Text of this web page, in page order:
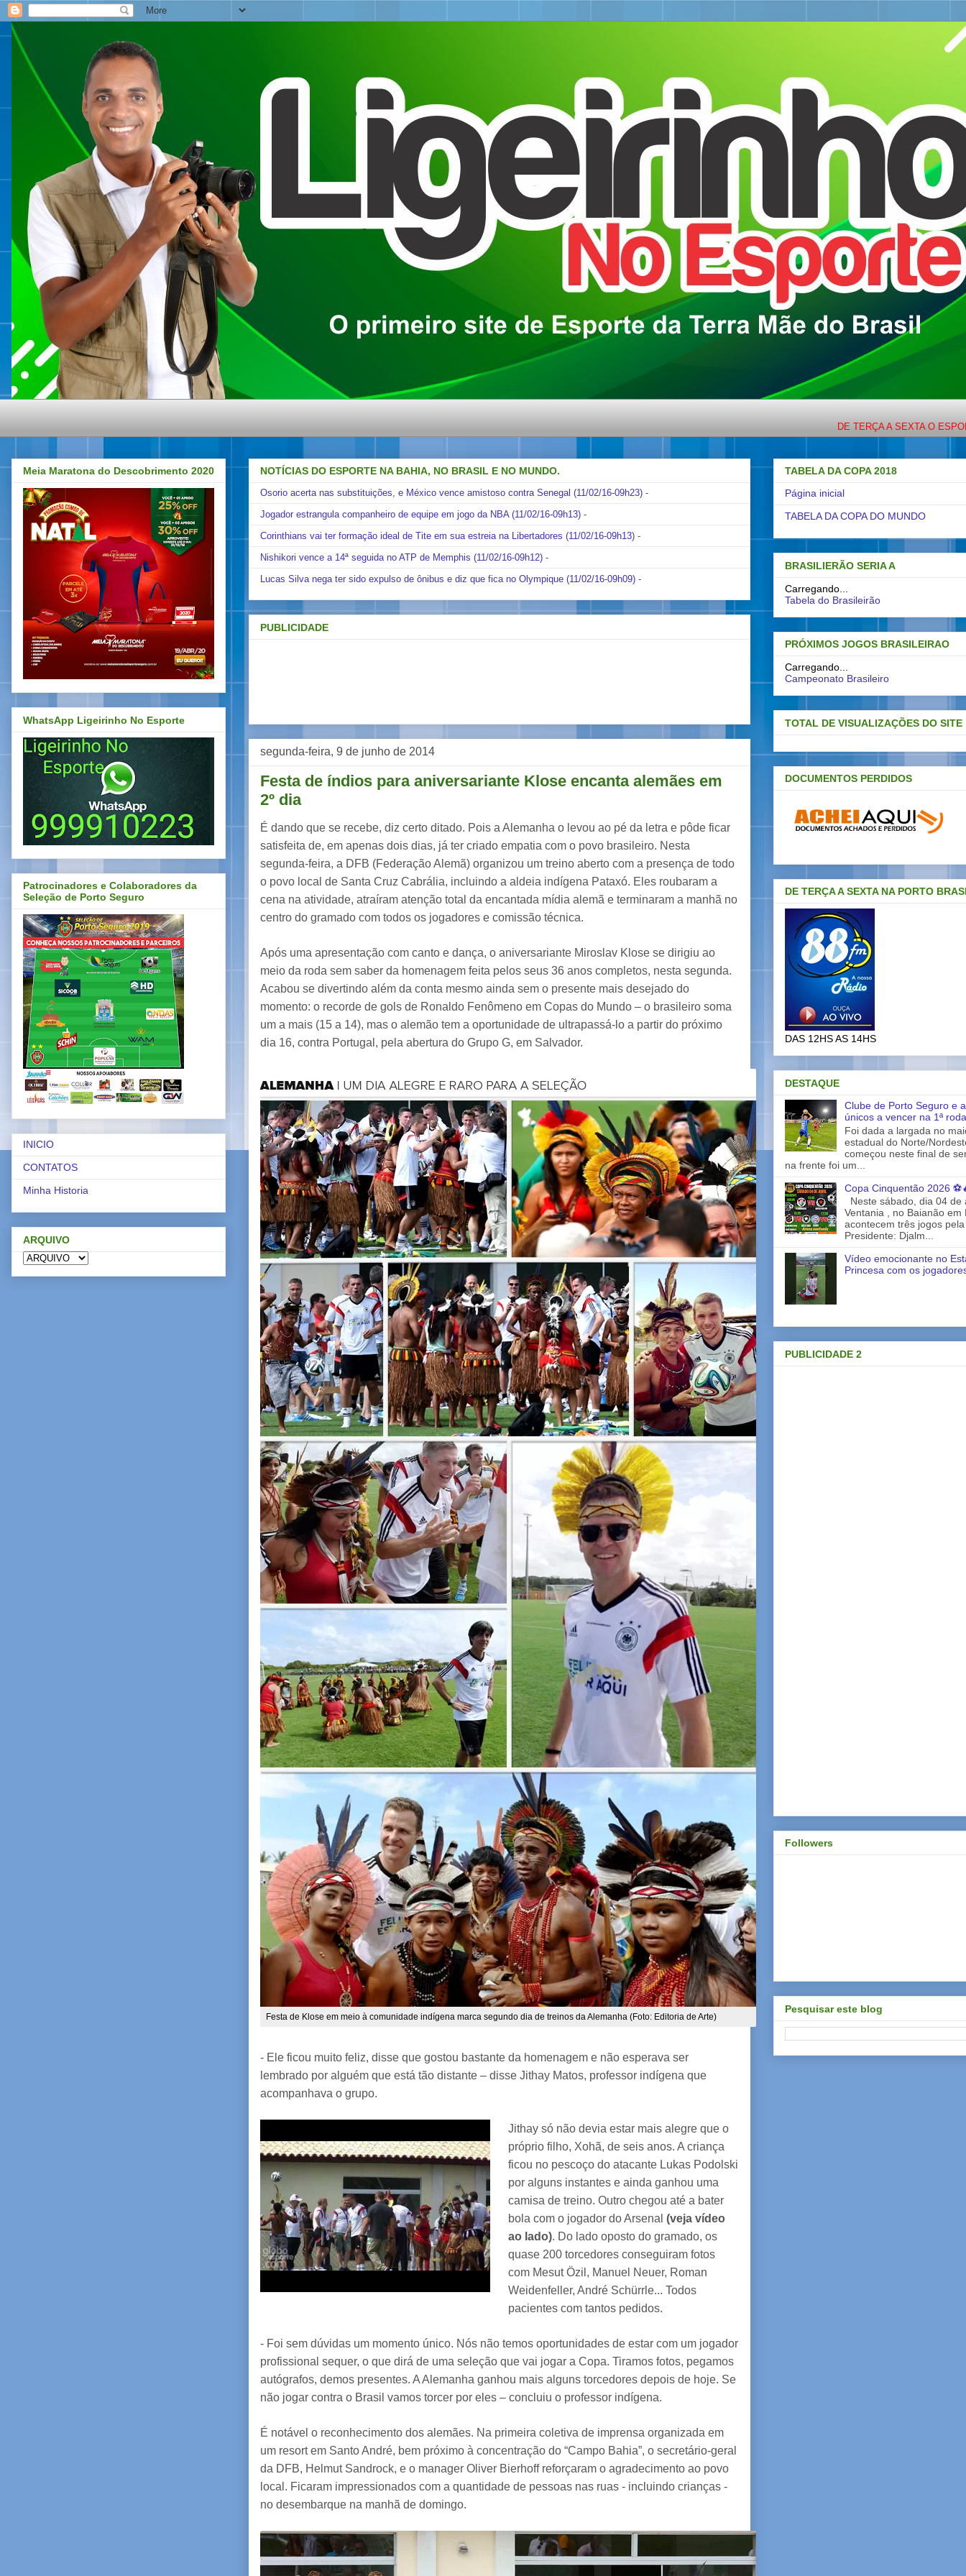
DE TERÇA A SEXTA O ESPORTE COM
NOTÍCIAS DO ESPORTE NA BAHIA, NO BRASIL E NO MUNDO.
Osorio acerta nas substituições, e México vence amistoso contra Senegal (11/02/16-09h23) -
Jogador estrangula companheiro de equipe em jogo da NBA (11/02/16-09h13) -
Corinthians vai ter formação ideal de Tite em sua estreia na Libertadores (11/02/16-09h13) -
Nishikori vence a 14ª seguida no ATP de Memphis (11/02/16-09h12) -
Lucas Silva nega ter sido expulso de ônibus e diz que fica no Olympique (11/02/16-09h09) -
PUBLICIDADE
segunda-feira, 9 de junho de 2014
Festa de índios para aniversariante Klose encanta alemães em
2º dia
É dando que se recebe, diz certo ditado. Pois a Alemanha o levou ao pé da letra e pôde ficar
satisfeita de, em apenas dois dias, já ter criado empatia com o povo brasileiro. Nesta
segunda-feira, a DFB (Federação Alemã) organizou um treino aberto com a presença de todo
o povo local de Santa Cruz Cabrália, incluindo a aldeia indígena Pataxó. Eles roubaram a
cena na atividade, atraíram atenção total da encantada mídia alemã e terminaram a manhã no
centro do gramado com todos os jogadores e comissão técnica.
Após uma apresentação com canto e dança, o aniversariante Miroslav Klose se dirigiu ao
meio da roda sem saber da homenagem feita pelos seus 36 anos completos, nesta segunda.
Acabou se divertindo além da conta mesmo ainda sem o presente mais desejado do
momento: o recorde de gols de Ronaldo Fenômeno em Copas do Mundo – o brasileiro soma
um a mais (15 a 14), mas o alemão tem a oportunidade de ultrapassá-lo a partir do próximo
dia 16, contra Portugal, pela abertura do Grupo G, em Salvador.
Festa de Klose em meio à comunidade indígena marca segundo dia de treinos da Alemanha (Foto: Editoria de Arte)
- Ele ficou muito feliz, disse que gostou bastante da homenagem e não esperava ser
lembrado por alguém que está tão distante – disse Jithay Matos, professor indígena que
acompanhava o grupo.
Jithay só não devia estar mais alegre que o
próprio filho, Xohã, de seis anos. A criança
ficou no pescoço do atacante Lukas Podolski
por alguns instantes e ainda ganhou uma
camisa de treino. Outro chegou até a bater
bola com o jogador do Arsenal (veja vídeo
ao lado). Do lado oposto do gramado, os
quase 200 torcedores conseguiram fotos
com Mesut Özil, Manuel Neuer, Roman
Weidenfeller, André Schürrle... Todos
pacientes com tantos pedidos.
- Foi sem dúvidas um momento único. Nós não temos oportunidades de estar com um jogador
profissional sequer, o que dirá de uma seleção que vai jogar a Copa. Tiramos fotos, pegamos
autógrafos, demos presentes. A Alemanha ganhou mais alguns torcedores depois de hoje. Se
não jogar contra o Brasil vamos torcer por eles – concluiu o professor indígena.
É notável o reconhecimento dos alemães. Na primeira coletiva de imprensa organizada em
um resort em Santo André, bem próximo à concentração do “Campo Bahia”, o secretário-geral
da DFB, Helmut Sandrock, e o manager Oliver Bierhoff reforçaram o agradecimento ao povo
local. Ficaram impressionados com a quantidade de pessoas nas ruas - incluindo crianças -
no desembarque na manhã de domingo.
Meia Maratona do Descobrimento 2020
WhatsApp Ligeirinho No Esporte
Patrocinadores e Colaboradores da
Seleção de Porto Seguro
INICIO
CONTATOS
Minha Historia
ARQUIVO
TABELA DA COPA 2018
Página inicial
TABELA DA COPA DO MUNDO
BRASILIERÃO SERIA A
Carregando...
Tabela do Brasileirão
PRÓXIMOS JOGOS BRASILEIRAO
Carregando...
Campeonato Brasileiro
TOTAL DE VISUALIZAÇÕES DO SITE
DOCUMENTOS PERDIDOS
DE TERÇA A SEXTA NA PORTO
DAS 12HS AS 14HS
DESTAQUE
Clube de Porto Seguro e
únicos a vencer na 1ª
Foi dada a largada no
estadual do Norte/
começou neste final de
na frente foi um...
Copa Cinquentão 2026
Neste sábado, dia 04 de
Ventania , no Baianão em
acontecem três jogos
Presidente: Djalm...
Vídeo emocionante no
Princesa com os
PUBLICIDADE 2
Followers
Pesquisar este blog